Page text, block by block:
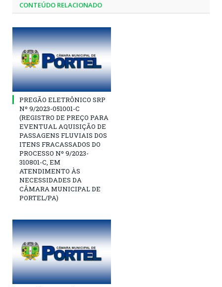
CONTEÚDO RELACIONADO
PREGÃO ELETRÔNICO SRP
Nº 9/2023-051001-C
(REGISTRO DE PREÇO PARA
EVENTUAL AQUISIÇÃO DE
PASSAGENS FLUVIAIS DOS
ITENS FRACASSADOS DO
PROCESSO Nº 9/2023-
310801-C, EM
ATENDIMENTO ÀS
NECESSIDADES DA
CÂMARA MUNICIPAL DE
PORTEL/PA)